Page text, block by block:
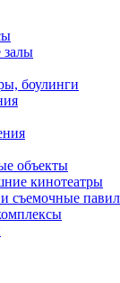
залы
боулинги
объекты
кинотеатры
съемочные